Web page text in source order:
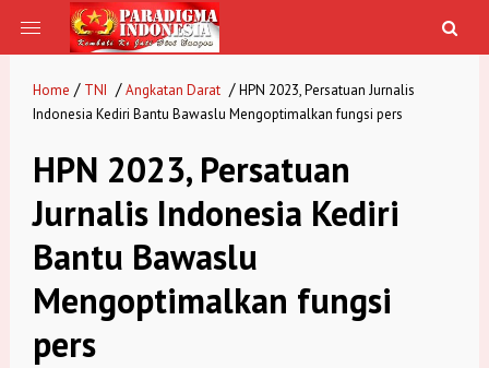
Home / TNI / Angkatan Darat / HPN 2023, Persatuan Jurnalis
Indonesia Kediri Bantu Bawaslu Mengoptimalkan fungsi pers
HPN 2023, Persatuan
Jurnalis Indonesia Kediri
Bantu Bawaslu
Mengoptimalkan fungsi
pers